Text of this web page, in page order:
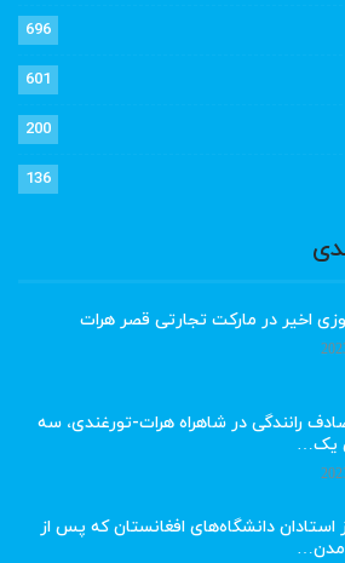
696
601
200
136
اخیر در مارکت تجارتی قصر هرات
رانندگی در شاهراه هرات-تورغندی، سه
یک…
استادان دانشگاه‌های افغانستان که پس از